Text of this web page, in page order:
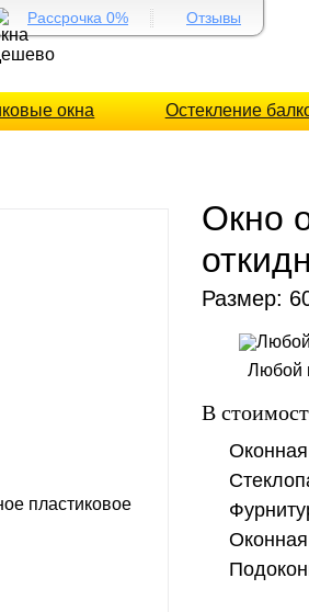
Рассрочка 0% Отзывы
окна Остекление
Окно
Размер:
Любой
В